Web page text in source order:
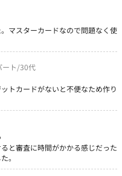
マスターカードなので問題なく使
ート/30代
トカードがないと不便なため作り
と審査に時間がかかる感じだった
。